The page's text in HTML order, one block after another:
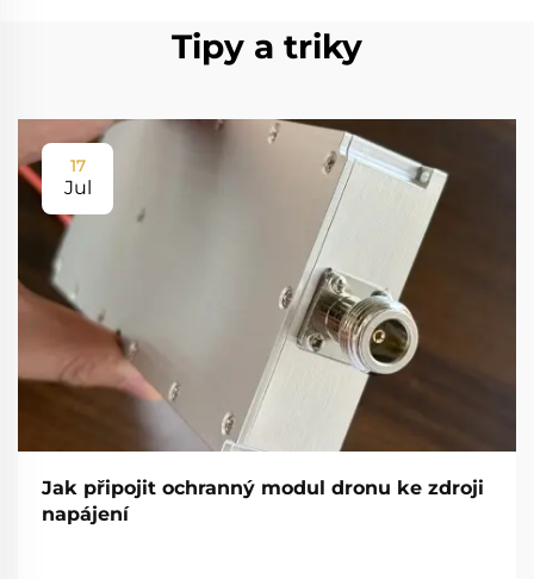
Tipy a triky
17
Jul
Jak připojit ochranný modul dronu ke zdroji
napájení